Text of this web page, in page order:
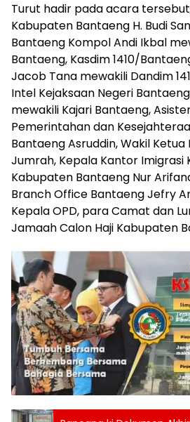
Turut hadir pada acara
Kabupaten Bantaeng H. Budi
Bantaeng Kompol Andi Ikbal
Bantaeng, Kasdim 1410/
Jacob Tana mewakili Dandim
Intel Kejaksaan Negeri
mewakili Kajari Bantaeng,
Pemerintahan dan
Bantaeng Asruddin, Wakil Ketua
Jumrah, Kepala Kantor Imigrasi
Kabupaten Bantaeng Nur
Branch Office Bantaeng Jefry
Kepala OPD, para Camat dan
Jamaah Calon Haji Kabupaten